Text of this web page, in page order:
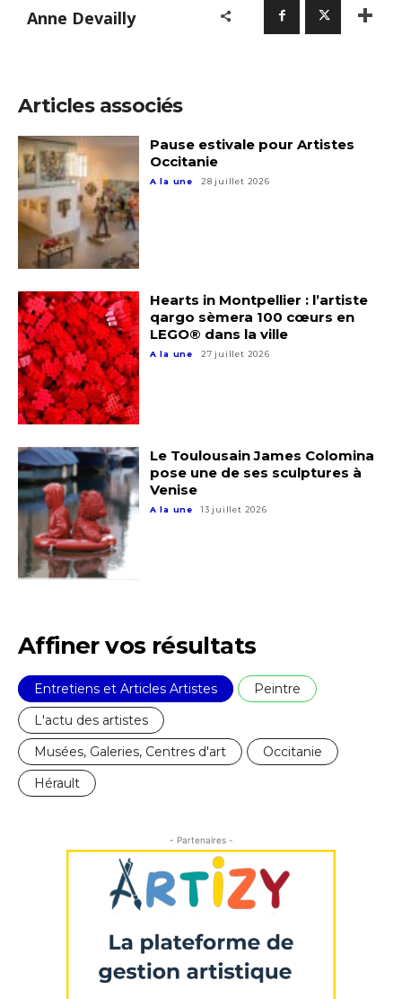
Adresse email*
Nom
Prénom
* Champ obligatoire
Adresse email*
Prénom
Statut / Organisation
J'accepte les
* Champ obligatoire
Anne Devailly
Articles associés
Pause estivale pour Artistes
Occitanie
A la une 28 juillet 2026
Hearts in Montpellier : l’artiste
qargo sèmera 100 cœurs en
LEGO® dans la ville
A la une 27 juillet 2026
Le Toulousain James Colomina
pose une de ses sculptures à
Venise
A la une 13 juillet 2026
Affiner vos résultats
Entretiens et Articles Artistes
Peintre
L'actu des artistes
Musées, Galeries, Centres d'art
Occitanie
Hérault
- Partenaires -